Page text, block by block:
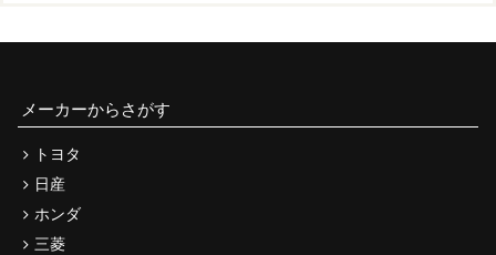
メーカーからさがす
トヨタ
日産
ホンダ
三菱